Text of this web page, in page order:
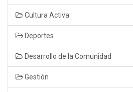
Cultura Activa
Deportes
Desarrollo de la Comunidad
Gestión